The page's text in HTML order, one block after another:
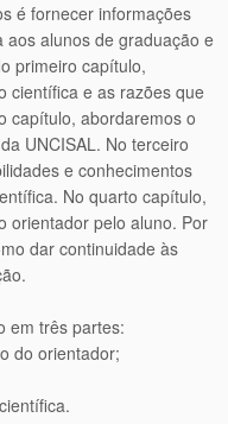
é fornecer informações
alunos de graduação e
primeiro capítulo,
científica e as razões que
capítulo, abordaremos o
UNCISAL. No terceiro
e conhecimentos
No quarto capítulo,
orientador pelo aluno. Por
dar continuidade às
em três partes:
do orientador;